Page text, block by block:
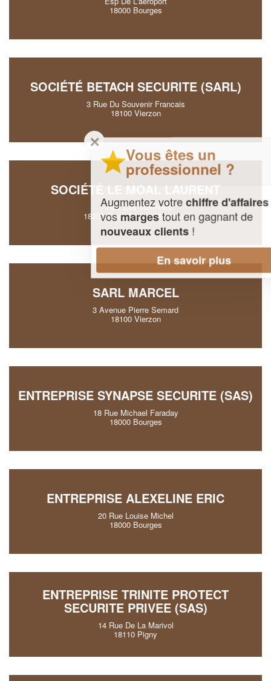
18000 Bourges
SOCIÉTÉ BETACH SECURITE (SARL)
3 Rue Du Souvenir Francais
18100 Vierzon
SOCIÉTÉ LE MOAL LAURENT
7 Rue Des Varennes
18200 Saint-Amand-Montrond
SARL MARCEL
3 Avenue Pierre Semard
18100 Vierzon
ENTREPRISE SYNAPSE SECURITE (SAS)
18 Rue Michael Faraday
18000 Bourges
ENTREPRISE ALEXELINE ERIC
20 Rue Louise Michel
18000 Bourges
ENTREPRISE TRINITE PROTECT
SECURITE PRIVEE (SAS)
14 Rue De La Marivol
18110 Pigny
✕
Vous êtes un
professionnel ?
Augmentez votrechiffre d'affaireset
vos
margestout en gagnant de
nouveaux clients!
En savoir plus